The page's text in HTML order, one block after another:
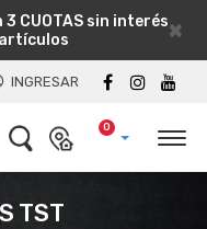
×
3 CUOTAS sin interés
INGRESAR
0
TST